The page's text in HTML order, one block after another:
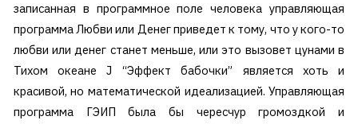
записанная в программное поле человека управляющая
программа Любви или Денег приведет к тому, что у кого-то
любви или денег станет меньше, или это вызовет цунами в
Тихом океане J “Эффект бабочки” является хоть и
красивой, но математической идеализацией. Управляющая
программа ГЭИП была бы чересчур громоздкой и